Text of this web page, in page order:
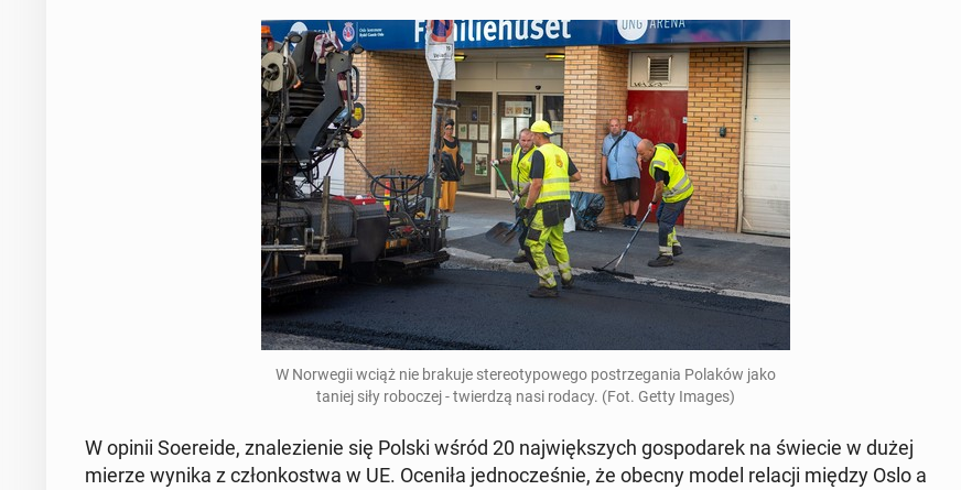
W Nor­we­gii wciąż nie brakuje ste­reo­ty­po­we­go po­strze­ga­nia Polaków jako
taniej siły ro­bo­czej - twier­dzą nasi rodacy. (Fot. Getty Images)
W opinii So­ere­ide, zna­le­zie­nie się Polski wśród 20 naj­więk­szych go­spo­da­rek na świecie w dużej
mierze wynika z człon­ko­stwa w UE. Oceniła jed­no­cze­śnie, że obecny model relacji między Oslo a